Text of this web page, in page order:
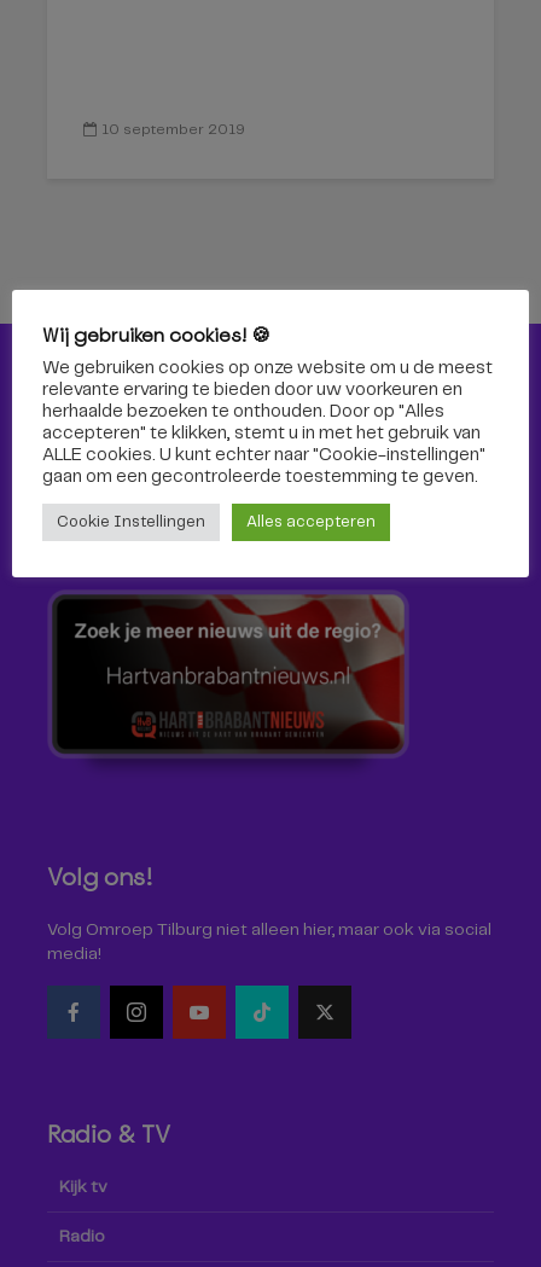
10 september 2019
Nieuws
Nieuws
Cultuur
Sport
Volg ons!
Volg Omroep Tilburg niet alleen hier, maar ook via social
media!
Radio & TV
Kijk tv
Radio
Wij gebruiken cookies! 🍪
We gebruiken cookies op onze website om u de meest
relevante ervaring te bieden door uw voorkeuren en
herhaalde bezoeken te onthouden. Door op "Alles
accepteren" te klikken, stemt u in met het gebruik van
ALLE cookies. U kunt echter naar "Cookie-instellingen"
gaan om een ​​gecontroleerde toestemming te geven.
Cookie Instellingen Alles accepteren